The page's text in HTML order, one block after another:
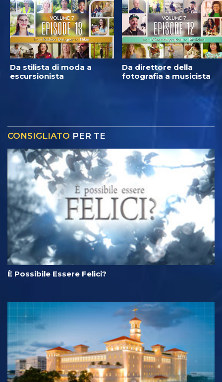
Da stilista di moda a
escursionista
Da direttore della
fotografia a musicista
CONSIGLIATO PER TE
È Possibile Essere Felici?